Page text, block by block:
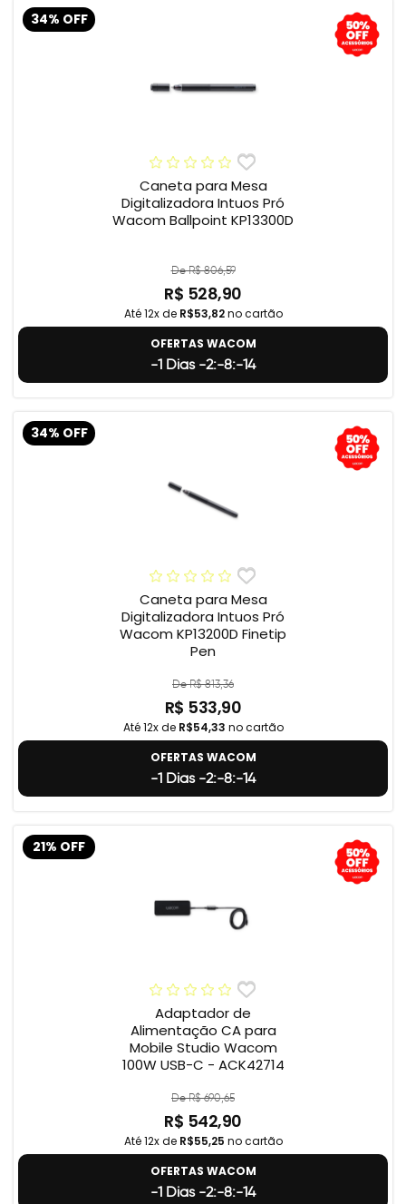
34% OFF
Caneta para Mesa
Digitalizadora Intuos Pró
Wacom Ballpoint KP13300D
De R$ 806,59
R$ 528,90
Até 12x de R$53,82no cartão
OFERTAS WACOM
-1 Dias -2:-8:-15
34% OFF
Caneta para Mesa
Digitalizadora Intuos Pró
Wacom KP13200D Finetip
Pen
De R$ 813,36
R$ 533,90
Até 12x de R$54,33 no cartão
OFERTAS WACOM
-1 Dias -2:-8:-15
21% OFF
Adaptador de
Alimentação CA para
Mobile Studio Wacom
100W USB-C - ACK42714
De R$ 690,65
R$ 542,90
Até 12x de R$55,25 no cartão
OFERTAS WACOM
-1 Dias -2:-8:-15